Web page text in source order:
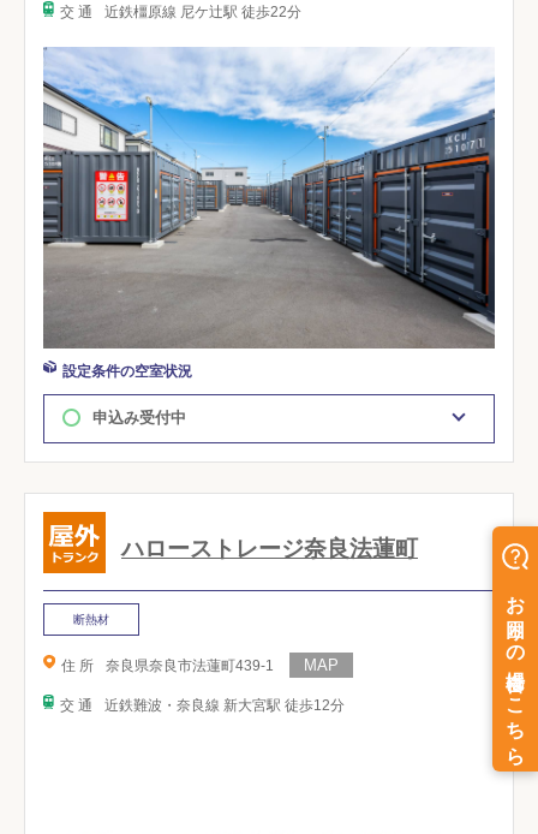
交 通 近鉄橿原線 尼ケ辻駅 徒歩22分
設定条件の空室状況
申込み受付中
ハローストレージ奈良法蓮町
断熱材
住 所 奈良県奈良市法蓮町439-1
交 通 近鉄難波・奈良線 新大宮駅 徒歩12分